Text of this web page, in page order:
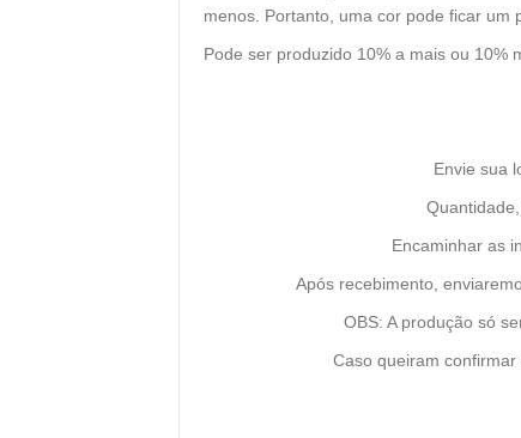
menos. Portanto, uma cor pode ficar um
Pode ser produzido 10% a mais ou 10%
Envie sua
Encaminhar as
Após recebimento,
OBS: A produção só
Caso queiram